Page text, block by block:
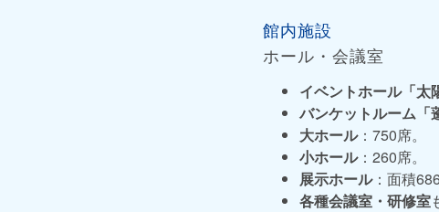
館内施設
ホール・会議室
イベントホール「太
バンケットルーム「
大ホール：750席。
小ホール：260席。
展示ホール：面積
各種会議室・研修室